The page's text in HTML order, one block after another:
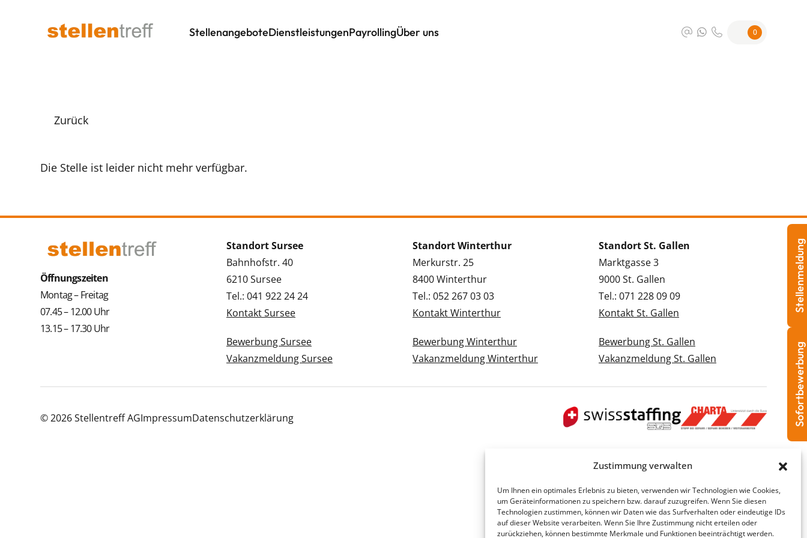
Zustimmung verwalten
Um Ihnen ein optimales Erlebnis zu bieten, verwenden wir Technologien wie Cookies,
um Geräteinformationen zu speichern bzw. darauf zuzugreifen. Wenn Sie diesen
Technologien zustimmen, können wir Daten wie das Surfverhalten oder eindeutige IDs
auf dieser Website verarbeiten. Wenn Sie Ihre Zustimmung nicht erteilen oder
zurückziehen, können bestimmte Merkmale und Funktionen beeinträchtigt werden.
StellenangeboteDienstleistungenPayrollingÜber uns 0
Zurück
Die Stelle ist leider nicht mehr verfügbar.
Öffnungszeiten
Montag – Freitag
07.45 – 12.00 Uhr
13.15 – 17.30 Uhr
Standort Sursee
Bahnhofstr. 40
6210 Sursee
Tel.: 041 922 24 24
Kontakt Sursee
Bewerbung Sursee
Vakanzmeldung Sursee
Standort Winterthur
Merkurstr. 25
8400 Winterthur
Tel.: 052 267 03 03
Kontakt Winterthur
Bewerbung Winterthur
Vakanzmeldung Winterthur
Standort St. Gallen
Marktgasse 3
9000 St. Gallen
Tel.: 071 228 09 09
Kontakt St. Gallen
Bewerbung St. Gallen
Vakanzmeldung St. Gallen
© 2026 Stellentreff AGImpressumDatenschutzerklärung Sofortbewerbung
Stellenmeldung